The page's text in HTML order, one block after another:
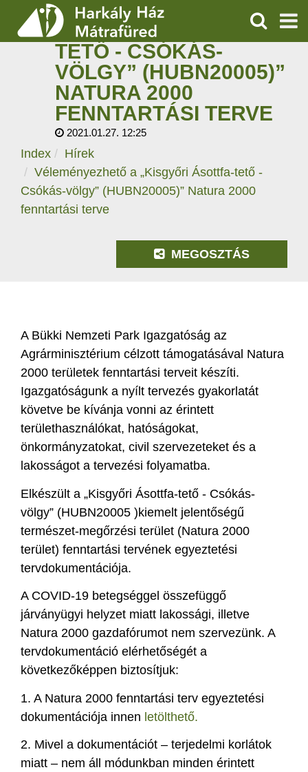
SZOLGÁLTATÁSOK
PROGRAMOK
ÁRAK, NYITVATARTÁS
KERESÉS
VÉLEMÉNYEZHETŐ A
„KISGYŐRI ÁSOTTFA-
TETŐ - CSÓKÁS-
VÖLGY” (HUBN20005)”
NATURA 2000
FENNTARTÁSI TERVE
2021.01.27. 12:25
Index
Hírek
Véleményezhető a „Kisgyőri Ásottfa-tető -
Csókás-völgy” (HUBN20005)” Natura 2000
fenntartási terve
MEGOSZTÁS
A Bükki Nemzeti Park Igazgatóság az
Agrárminisztérium célzott támogatásával Natura
2000 területek fenntartási terveit készíti.
Igazgatóságunk a nyílt tervezés gyakorlatát
követve be kívánja vonni az érintett
területhasználókat, hatóságokat,
önkormányzatokat, civil szervezeteket és a
lakosságot a tervezési folyamatba.
Elkészült a „Kisgyőri Ásottfa-tető - Csókás-
völgy” (HUBN20005 )kiemelt jelentőségű
természet-megőrzési terület (Natura 2000
terület) fenntartási tervének egyeztetési
tervdokumentációja.
A COVID-19 betegséggel összefüggő
járványügyi helyzet miatt lakossági, illetve
Natura 2000 gazdafórumot nem szervezünk. A
tervdokumentáció elérhetőségét a
következőképpen biztosítjuk:
1. A Natura 2000 fenntartási terv egyeztetési
dokumentációja innen letölthető.
2. Mivel a dokumentációt – terjedelmi korlátok
miatt – nem áll módunkban minden érintett